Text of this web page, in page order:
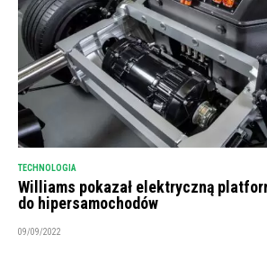
TECHNOLOGIA
Williams pokazał elektryczną
do hipersamochodów
09/09/2022